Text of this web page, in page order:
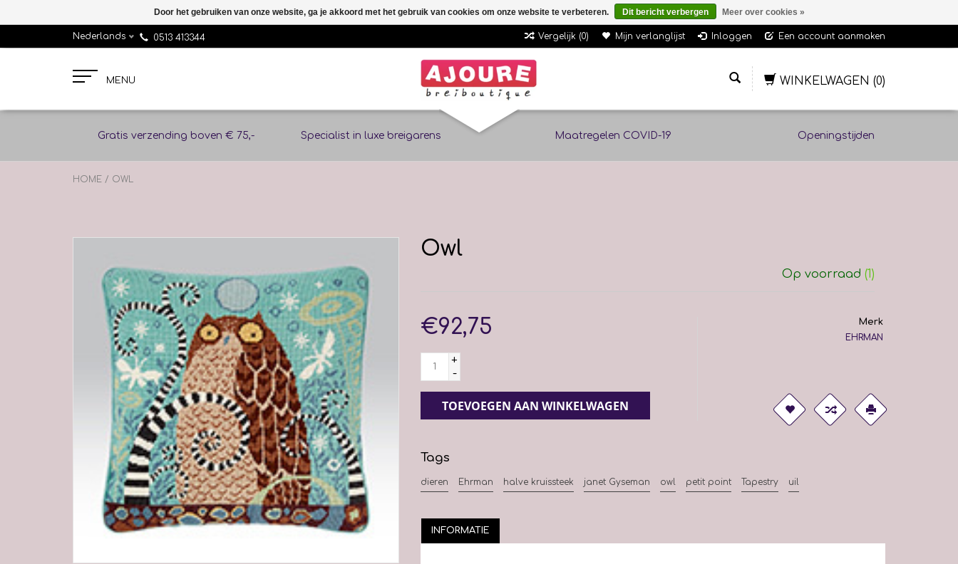
Nederlands 0513 413344 Vergelijk (0) Mijn verlanglijst Inloggen Een account aanmaken
MENU WINKELWAGEN (0)
Gratis verzending boven € 75,- Specialist in luxe breigarens Maatregelen COVID-19 Openingstijden
HOME / OWL
Owl
Op voorraad (1)
€92,75
+
-
TOEVOEGEN AAN WINKELWAGEN
Merk
EHRMAN
Tags
dieren Ehrman halve kruissteek janet Gyseman owl petit point Tapestry uil
INFORMATIE
Door het gebruiken van onze website, ga je akkoord met het gebruik van cookies om onze website te verbeteren. Dit bericht verbergen Meer over cookies »